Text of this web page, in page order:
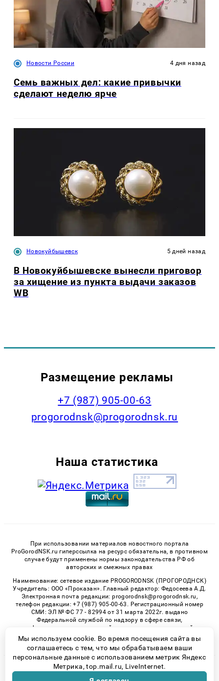
Новости России 4 дня назад
Семь важных дел: какие привычки
сделают неделю ярче
Новокуйбышевск 5 дней назад
В Новокуйбышевске вынесли приговор
за хищение из пункта выдачи заказов
WB
Размещение рекламы
+7 (987) 905-00-63
progorodnsk@progorodnsk.ru
Наша статистика
При использовании материалов новостного портала
ProGorodNSK.ru гиперссылка на ресурс обязательна, в противном
случае будут применены нормы законодательства РФ об
авторских и смежных правах
Наименование: сетевое издание PROGORODNSK (ПРОГОРОДНСК)
Учредитель: ООО «Проказан». Главный редактор: Федосеева А.Д.
Электронная почта редакции: progorodnsk@progorodnsk.ru,
телефон редакции: +7 (987) 905-00-63. Регистрационный номер
СМИ: ЭЛ № ФС 77 - 82994 от 31 марта 2022г. выдано
Федеральной службой по надзору в сфере связи,
информационных технологий и массовых коммуникаций.
Возрастная категория сайта 16+.
© 2026 «progorodnsk» | Все права защищены
Мы используем cookie. Во время посещения сайта вы
соглашаетесь с тем, что мы обрабатываем ваши
персональные данные с использованием метрик Яндекс
Метрика, top.mail.ru, LiveInternet.